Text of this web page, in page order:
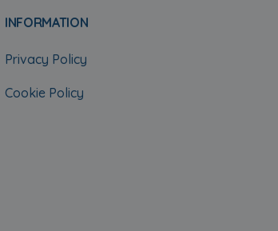
INFORMATION
Privacy Policy
Cookie Policy